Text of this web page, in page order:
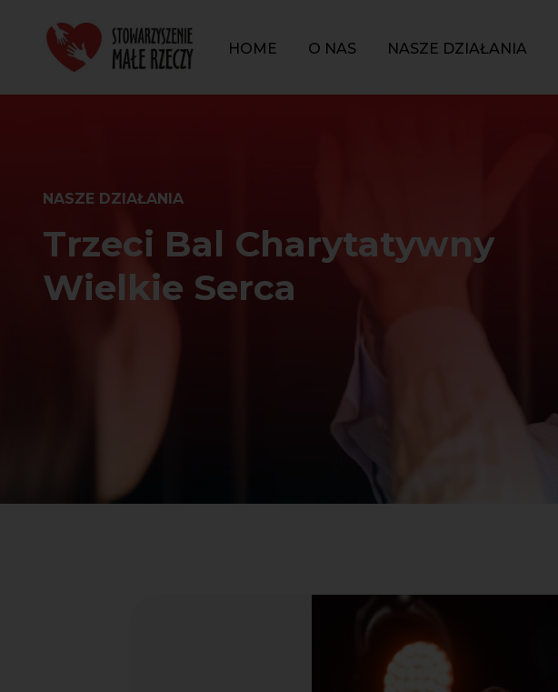
ustawień
dostępności
HOME O NAS NASZE DZIAŁANIA
NASZE DZIAŁANIA
Trzeci Bal Charytatywny
Wielkie Serca